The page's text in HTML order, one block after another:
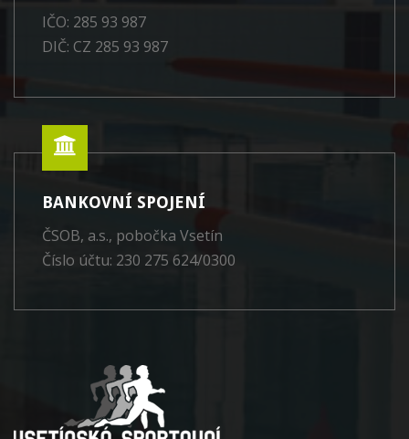
IČO: 285 93 987
DIČ: CZ 285 93 987
BANKOVNÍ SPOJENÍ
ČSOB, a.s., pobočka Vsetín
Číslo účtu: 230 275 624/0300